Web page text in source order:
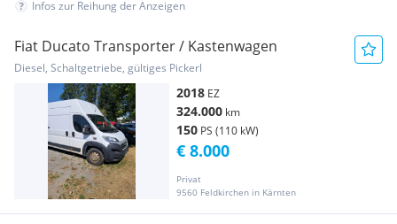
Infos zur Reihung der Anzeigen
Fiat Ducato Transporter / Kastenwagen
Diesel, Schaltgetriebe, gültiges Pickerl
2018 EZ
324.000 km
150 PS (110 kW)
Privat
9560 Feldkirchen in Kärnten
€ 8.000